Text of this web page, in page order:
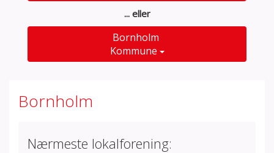
... eller
Bornholm
Kommune
Bornholm
Nærmeste lokalforening: